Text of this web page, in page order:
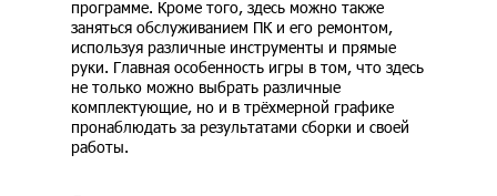
программе. Кроме того, здесь можно также
заняться обслуживанием ПК и его ремонтом,
используя различные инструменты и прямые
руки. Главная особенность игры в том, что здесь
не только можно выбрать различные
комплектующие, но и в трёхмерной графике
пронаблюдать за результатами сборки и своей
работы.